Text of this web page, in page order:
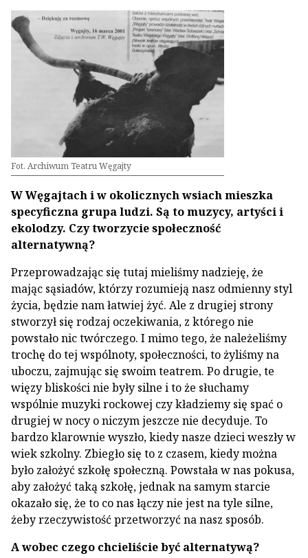
Fot. Archiwum Teatru Węgajty
W Węgajtach i w okolicznych wsiach mieszka
specyficzna grupa ludzi. Są to muzycy, artyści i
eko­lodzy. Czy tworzycie społeczność
alternatywną?
Przeprowadzając się tutaj mieliśmy nadzieję, że
mając sąsiadów, którzy rozumieją nasz odmienny styl
życia, będzie nam łatwiej żyć. Ale z drugiej strony
stworzył się rodzaj oczekiwania, z którego nie
powstało nic twórcze­go. I mimo tego, że należeliśmy
trochę do tej wspólnoty, społeczności, to żyliśmy na
uboczu, zajmując się swoim teatrem. Po drugie, te
więzy bliskości nie były silne i to że słuchamy
wspólnie muzyki rockowej czy kładziemy się spać o
drugiej w nocy o niczym jeszcze nie decyduje. To
bardzo klarownie wyszło, kiedy nasze dzieci weszły w
wiek szkolny. Zbiegło się to z czasem, kiedy można
było założyć szkołę społeczną. Powstała w nas pokusa,
aby założyć taką szkołę, jednak na samym starcie
okaza­ło się, że to co nas łączy nie jest na tyle silne,
żeby rzeczywistość przetworzyć na nasz sposób.
A wobec czego chcieliście być alternatywą?